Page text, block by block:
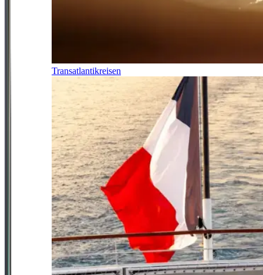
Transatlantikreisen